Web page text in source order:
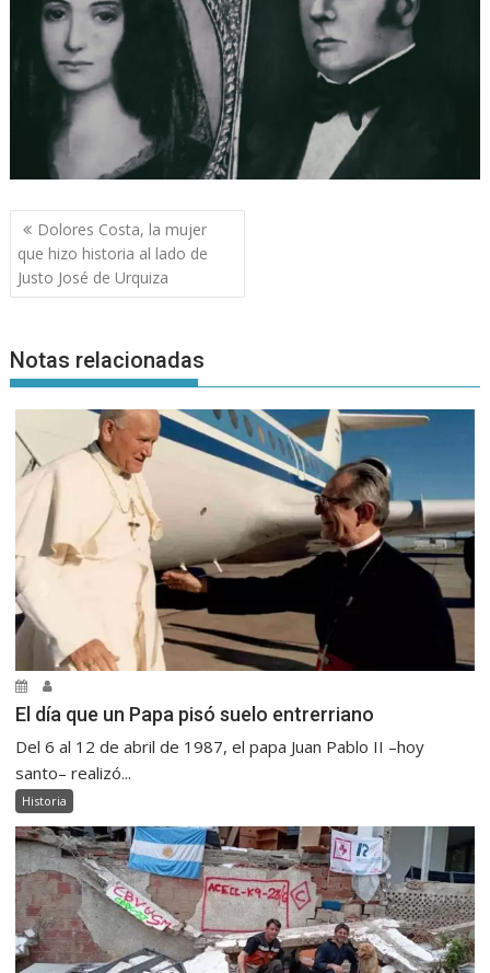
Navegación
de
entradas
Dolores Costa, la mujer
que hizo historia al lado de
Justo José de Urquiza
Notas relacionadas
El día que un Papa pisó suelo entrerriano
Del 6 al 12 de abril de 1987, el papa Juan Pablo II –hoy
santo– realizó...
Historia